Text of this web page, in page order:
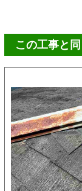
この工事と